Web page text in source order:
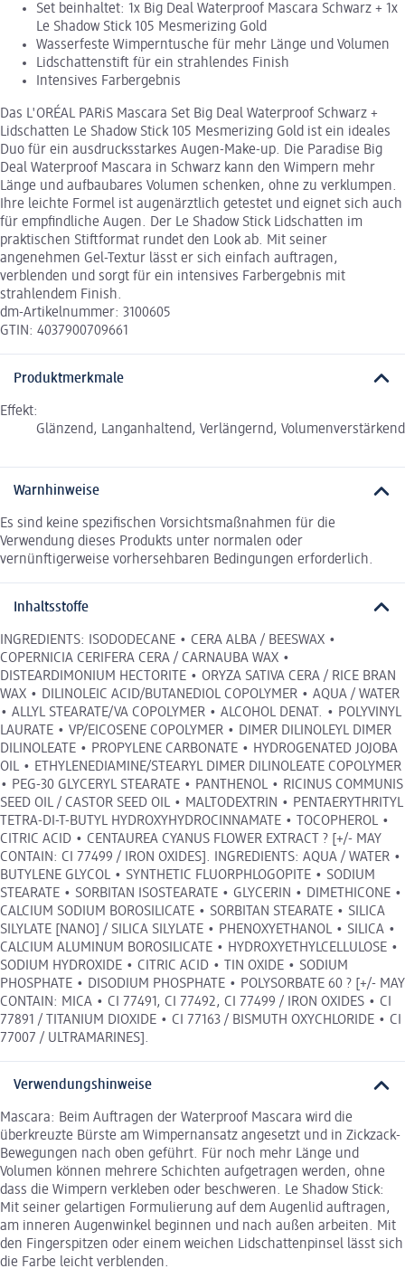
Set beinhaltet: 1x Big Deal Waterproof Mascara Schwarz + 1x
Le Shadow Stick 105 Mesmerizing Gold
Wasserfeste Wimperntusche für mehr Länge und Volumen
Lidschattenstift für ein strahlendes Finish
Intensives Farbergebnis
Das L'ORÉAL PARiS Mascara Set Big Deal Waterproof Schwarz +
Lidschatten Le Shadow Stick 105 Mesmerizing Gold ist ein ideales
Duo für ein ausdrucksstarkes Augen-Make-up. Die Paradise Big
Deal Waterproof Mascara in Schwarz kann den Wimpern mehr
Länge und aufbaubares Volumen schenken, ohne zu verklumpen.
Ihre leichte Formel ist augenärztlich getestet und eignet sich auch
für empfindliche Augen. Der Le Shadow Stick Lidschatten im
praktischen Stiftformat rundet den Look ab. Mit seiner
angenehmen Gel-Textur lässt er sich einfach auftragen,
verblenden und sorgt für ein intensives Farbergebnis mit
strahlendem Finish.
dm-Artikelnummer: 3100605
GTIN: 4037900709661
Produktmerkmale
Effekt:
Glänzend, Langanhaltend, Verlängernd, Volumenverstärkend
Warnhinweise
Es sind keine spezifischen Vorsichtsmaßnahmen für die
Verwendung dieses Produkts unter normalen oder
vernünftigerweise vorhersehbaren Bedingungen erforderlich.
Inhaltsstoffe
INGREDIENTS: ISODODECANE • CERA ALBA / BEESWAX •
COPERNICIA CERIFERA CERA / CARNAUBA WAX •
DISTEARDIMONIUM HECTORITE • ORYZA SATIVA CERA / RICE BRAN
WAX • DILINOLEIC ACID/BUTANEDIOL COPOLYMER • AQUA / WATER
• ALLYL STEARATE/VA COPOLYMER • ALCOHOL DENAT. • POLYVINYL
LAURATE • VP/EICOSENE COPOLYMER • DIMER DILINOLEYL DIMER
DILINOLEATE • PROPYLENE CARBONATE • HYDROGENATED JOJOBA
OIL • ETHYLENEDIAMINE/STEARYL DIMER DILINOLEATE COPOLYMER
• PEG-30 GLYCERYL STEARATE • PANTHENOL • RICINUS COMMUNIS
SEED OIL / CASTOR SEED OIL • MALTODEXTRIN • PENTAERYTHRITYL
TETRA-DI-T-BUTYL HYDROXYHYDROCINNAMATE • TOCOPHEROL •
CITRIC ACID • CENTAUREA CYANUS FLOWER EXTRACT ? [+/- MAY
CONTAIN: CI 77499 / IRON OXIDES]. INGREDIENTS: AQUA / WATER •
BUTYLENE GLYCOL • SYNTHETIC FLUORPHLOGOPITE • SODIUM
STEARATE • SORBITAN ISOSTEARATE • GLYCERIN • DIMETHICONE •
CALCIUM SODIUM BOROSILICATE • SORBITAN STEARATE • SILICA
SILYLATE [NANO] / SILICA SILYLATE • PHENOXYETHANOL • SILICA •
CALCIUM ALUMINUM BOROSILICATE • HYDROXYETHYLCELLULOSE •
SODIUM HYDROXIDE • CITRIC ACID • TIN OXIDE • SODIUM
PHOSPHATE • DISODIUM PHOSPHATE • POLYSORBATE 60 ? [+/- MAY
CONTAIN: MICA • CI 77491, CI 77492, CI 77499 / IRON OXIDES • CI
77891 / TITANIUM DIOXIDE • CI 77163 / BISMUTH OXYCHLORIDE • CI
77007 / ULTRAMARINES].
Verwendungshinweise
Mascara: Beim Auftragen der Waterproof Mascara wird die
überkreuzte Bürste am Wimpernansatz angesetzt und in Zickzack-
Bewegungen nach oben geführt. Für noch mehr Länge und
Volumen können mehrere Schichten aufgetragen werden, ohne
dass die Wimpern verkleben oder beschweren. Le Shadow Stick:
Mit seiner gelartigen Formulierung auf dem Augenlid auftragen,
am inneren Augenwinkel beginnen und nach außen arbeiten. Mit
den Fingerspitzen oder einem weichen Lidschattenpinsel lässt sich
die Farbe leicht verblenden.